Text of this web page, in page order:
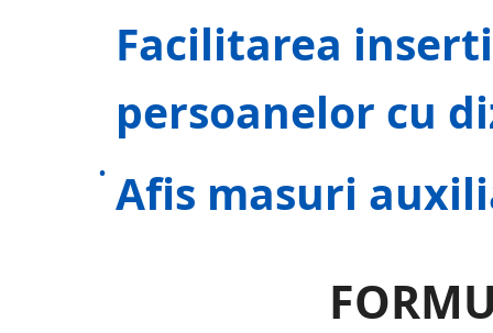
Facilitarea
persoanelor cu
Afis masuri